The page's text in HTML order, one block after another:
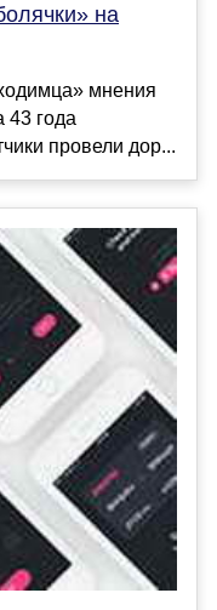
на
мнения
43 года
провели дор...